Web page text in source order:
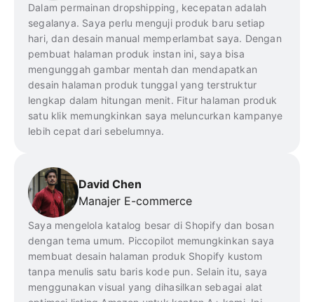
Dalam permainan dropshipping, kecepatan adalah
segalanya. Saya perlu menguji produk baru setiap
hari, dan desain manual memperlambat saya. Dengan
pembuat halaman produk instan ini, saya bisa
mengunggah gambar mentah dan mendapatkan
desain halaman produk tunggal yang terstruktur
lengkap dalam hitungan menit. Fitur halaman produk
satu klik memungkinkan saya meluncurkan kampanye
lebih cepat dari sebelumnya.
David Chen
Manajer E-commerce
Saya mengelola katalog besar di Shopify dan bosan
dengan tema umum. Piccopilot memungkinkan saya
membuat desain halaman produk Shopify kustom
tanpa menulis satu baris kode pun. Selain itu, saya
menggunakan visual yang dihasilkan sebagai alat